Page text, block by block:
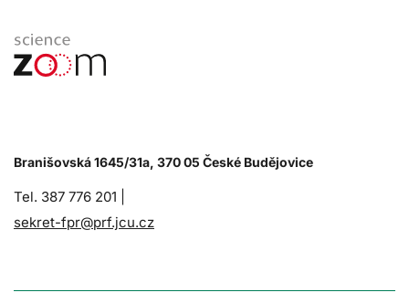
Branišovská 1645/31a, 370 05 České Budějovice
Tel. 387 776 201 |
sekret-fpr@prf.jcu.cz